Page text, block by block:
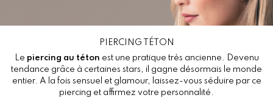
PIERCING TÉTON
Le piercing au téton est une pratique très ancienne. Devenu
tendance grâce à certaines stars, il gagne désormais le monde
entier. A la fois sensuel et glamour, laissez-vous séduire par ce
piercing et affirmez votre personnalité.